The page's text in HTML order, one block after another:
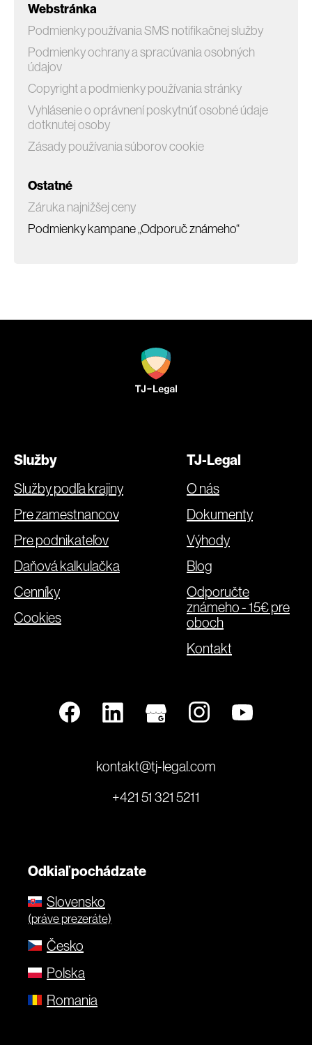
Webstránka
Podmienky používania SMS notifikačnej služby
Podmienky ochrany a spracúvania osobných
údajov
Copyright a podmienky používania stránky
Vyhlásenie o oprávnení poskytnúť osobné údaje
dotknutej osoby
Zásady používania súborov cookie
Ostatné
Záruka najnižšej ceny
Podmienky kampane „Odporuč známeho“
Služby
Služby podľa krajiny
Pre zamestnancov
Pre podnikateľov
Daňová kalkulačka
Cenníky
Cookies
TJ-Legal
O nás
Dokumenty
Výhody
Blog
Odporučte
známeho - 15€ pre
oboch
Kontakt
kontakt@tj-legal.com
+421 51 321 5211
Odkiaľ pochádzate
Slovensko
(práve prezeráte)
Česko
Polska
Romania